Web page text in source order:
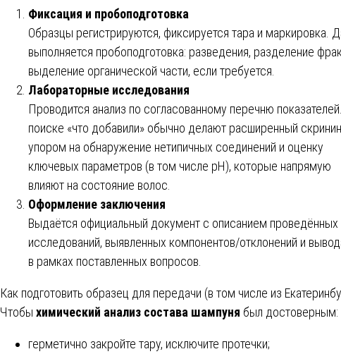
Фиксация и пробоподготовка
Образцы регистрируются, фиксируется тара и маркировка.
выполняется пробоподготовка: разведения, разделение
выделение органической части, если требуется.
Лабораторные исследования
Проводится анализ по согласованному перечню
поиске «что добавили» обычно делают расширенный
упором на обнаружение нетипичных соединений и оценку
ключевых параметров (в том числе pH), которые напрямую
влияют на состояние волос.
Оформление заключения
Выдаётся официальный документ с описанием проведённых
исследований, выявленных компонентов/отклонений и
в рамках поставленных вопросов.
Как подготовить образец для передачи (в том числе из
Чтобы химический анализ состава шампуня был достоверным:
герметично закройте тару, исключите протечки;